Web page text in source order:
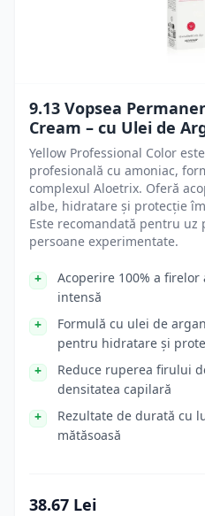
9.13 Vopsea
Cream – cu Ulei de
Yellow Professional Color
profesională cu amoniac,
complexul Aloetrix. Oferă
albe, hidratare și protecție
Este recomandată pentru uz
persoane experimentate.
Acoperire 100% a
intensă
Formulă cu ulei de
pentru hidratare și
Reduce ruperea firului
densitatea capilară
Rezultate de durată cu
mătăsoasă
38.67 Lei